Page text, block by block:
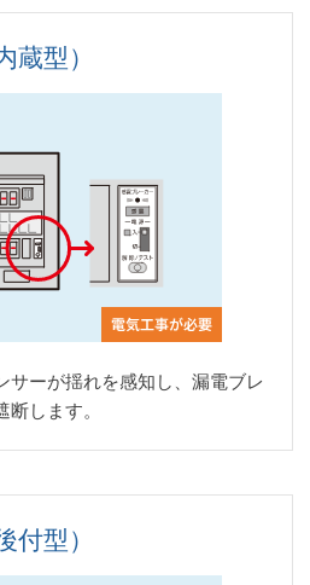
蔵型）
サーが揺れを感知し、漏電ブレ
します。
付型）